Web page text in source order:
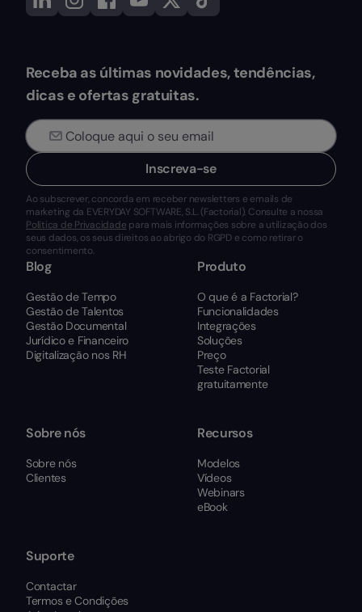
Receba as últimas novidades, tendências,
dicas e ofertas gratuitas.
Inscreva-se
Ao subscrever, concorda em receber newsletters e emails de
marketing da EVERYDAY SOFTWARE, S.L. (Factorial). Consulte a nossa
Política de Privacidade para mais informações sobre a utilização dos
seus dados, os seus direitos ao abrigo do RGPD e como retirar o
consentimento.
Blog
Gestão de Tempo
Gestão de Talentos
Gestão Documental
Jurídico e Financeiro
Digitalização nos RH
Produto
O que é a Factorial?
Funcionalidades
Integrações
Soluções
Preço
Teste Factorial
gratuitamente
Sobre nós
Sobre nós
Clientes
Recursos
Modelos
Vídeos
Webinars
eBook
Suporte
Contactar
Termos e Condições